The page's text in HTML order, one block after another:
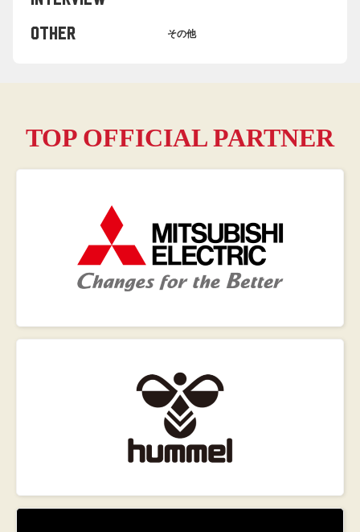
OTHER その他
TOP OFFICIAL PARTNER